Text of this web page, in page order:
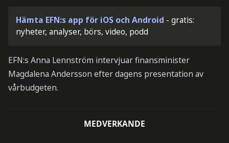
Hämta EFN:s app för iOS och Android - gratis:
nyheter, analyser, börs, video, podd
EFN:s Anna Lennström intervjuar finansminister
Magdalena Andersson efter dagens presentation av
vårbudgeten.
MEDVERKANDE